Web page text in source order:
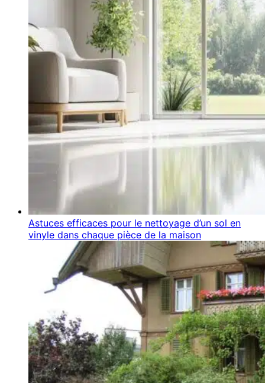
Astuces efficaces pour le nettoyage d’un sol en
vinyle dans chaque pièce de la maison